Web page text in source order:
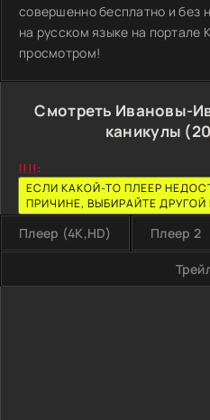
совершенно бесплатно и без
на русском языке на портале
просмотром!
Смотреть Ивановы-
каникулы
!!!!:
ЕСЛИ КАКОЙ-ТО ПЛЕЕР
ПРИЧИНЕ, ВЫБИРАЙТЕ
Плеер (4K,HD) Плеер 2